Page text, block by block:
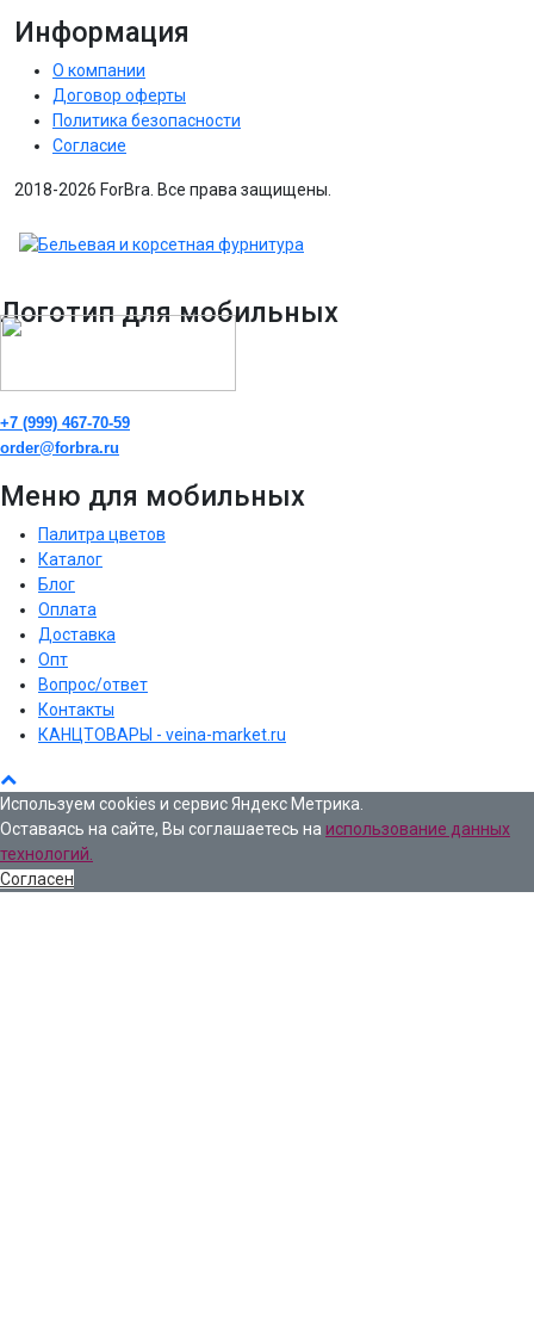
Информация
О компании
Договор оферты
Политика безопасности
Согласие
2018-2026 ForBra. Все права защищены.
Логотип для мобильных
+7 (999) 467-70-59
order@forbra.ru
Меню для мобильных
Палитра цветов
Каталог
Блог
Оплата
Доставка
Опт
Вопрос/ответ
Контакты
КАНЦТОВАРЫ - veina-market.ru
Используем cookies и сервис Яндекс Метрика.
Оставаясь на сайте, Вы соглашаетесь на использование данных
технологий.
Согласен